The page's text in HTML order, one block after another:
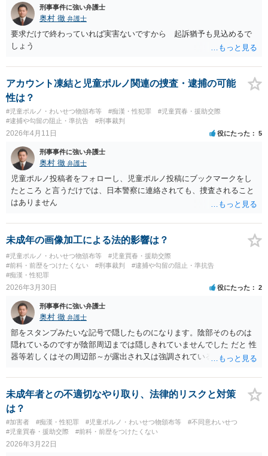
刑事事件に強い弁護士
奥村 徹 弁護士
要求だけで終わっていれば実害ないですから 起訴猶予も見込めるで
しょう
アカウント凍結と児童ポルノ関連の捜査・逮捕の可能
性は？
#児童ポルノ・わいせつ物頒布等 #痴漢・性犯罪
#児童買春・援助交際
#逮捕や勾留の阻止・準抗告
#刑事裁判
2026年4月11日 役にたった 5
刑事事件に強い弁護士
奥村 徹 弁護士
児童ポルノ投稿者をフォローし、児童ポルノ投稿にブックマークをし
たところ と言うだけでは、日本警察に連絡されても、捜査されること
はありません
未成年の画像加工による法的影響は？
#児童ポルノ・わいせつ物頒布等
#児童買春・援助交際
#前科・前歴をつけたくない
#刑事裁判
#逮捕や勾留の阻止・準抗告
#痴漢・性犯罪
2026年3月30日 役にたった 2
刑事事件に強い弁護士
奥村 徹 弁護士
部をスタンプみたいな記号で隠したものになります。陰部そのものは
隠れているのですが陰部周辺までは隠しきれていませんでした だと 性
器等若しくはその周辺部～が露出され又は強調されているもの に該当
条（定義） 三 衣服の全部又は一部を着けない児童の姿態であって、
殊更に児童の性的な部位（性器等若しくはその周辺部、臀でん部又は
胸部をいう。）が露出され又は強調されているものであり、かつ、性
欲を興奮させ又は刺激するもの
未成年者との不適切なやり取り、法律的リスクと対策
は？
#加害者 #痴漢・性犯罪 #児童ポルノ・わいせつ物頒布等
#不同意わいせつ
#児童買春・援助交際
#前科・前歴をつけたくない
2026年3月22日